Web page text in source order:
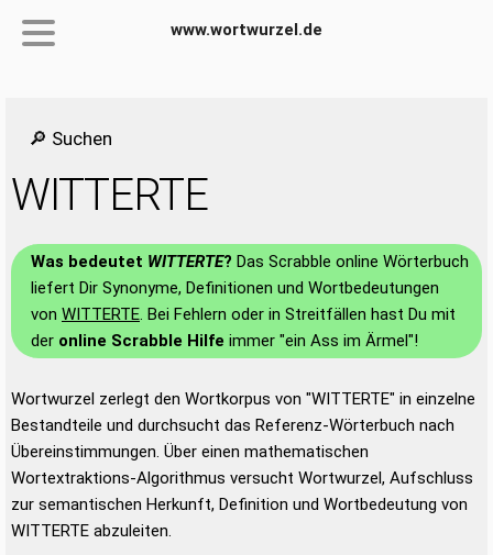
www.wortwurzel.de
🔎 Suchen
WITTERTE
Was bedeutet WITTERTE? Das Scrabble online Wörterbuch
liefert Dir Synonyme, Definitionen und Wortbedeutungen
von WITTERTE. Bei Fehlern oder in Streitfällen hast Du mit
der online Scrabble Hilfe immer "ein Ass im Ärmel"!
Wortwurzel zerlegt den Wortkorpus von "WITTERTE" in einzelne
Bestandteile und durchsucht das Referenz-Wörterbuch nach
Übereinstimmungen. Über einen mathematischen
Wortextraktions-Algorithmus versucht Wortwurzel, Aufschluss
zur semantischen Herkunft, Definition und Wortbedeutung von
WITTERTE abzuleiten.